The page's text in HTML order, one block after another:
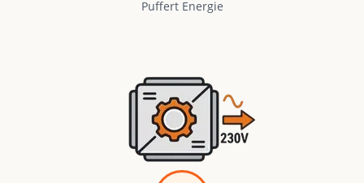
Puffert Energie